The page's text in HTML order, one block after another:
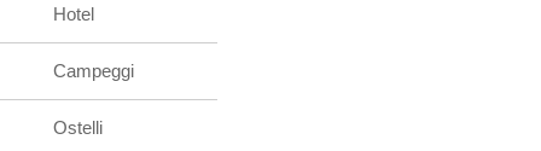
Hotel
Campeggi
Ostelli